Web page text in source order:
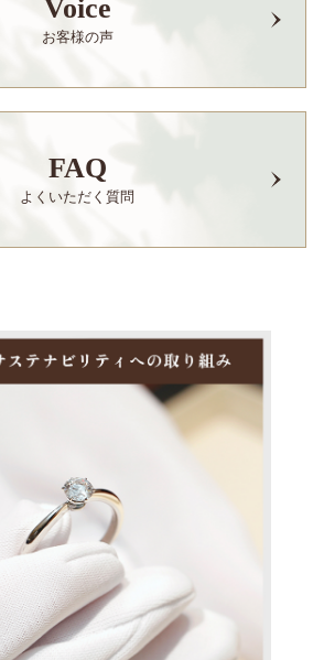
Voice
お客様の声
FAQ
よくいただく質問